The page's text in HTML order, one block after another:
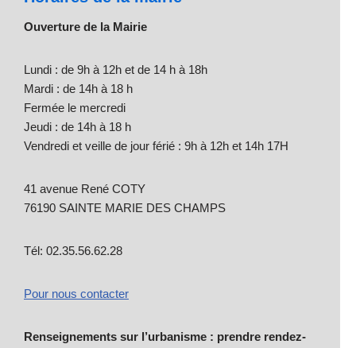
Ouverture de la Mairie
Lundi : de 9h à 12h et de 14 h à 18h
Mardi : de 14h à 18 h
Fermée le mercredi
Jeudi : de 14h à 18 h
Vendredi et veille de jour férié : 9h à 12h et 14h 17H
41 avenue René COTY
76190 SAINTE MARIE DES CHAMPS
Tél: 02.35.56.62.28
Pour nous contacter
Renseignements sur l’urbanisme : prendre rendez-